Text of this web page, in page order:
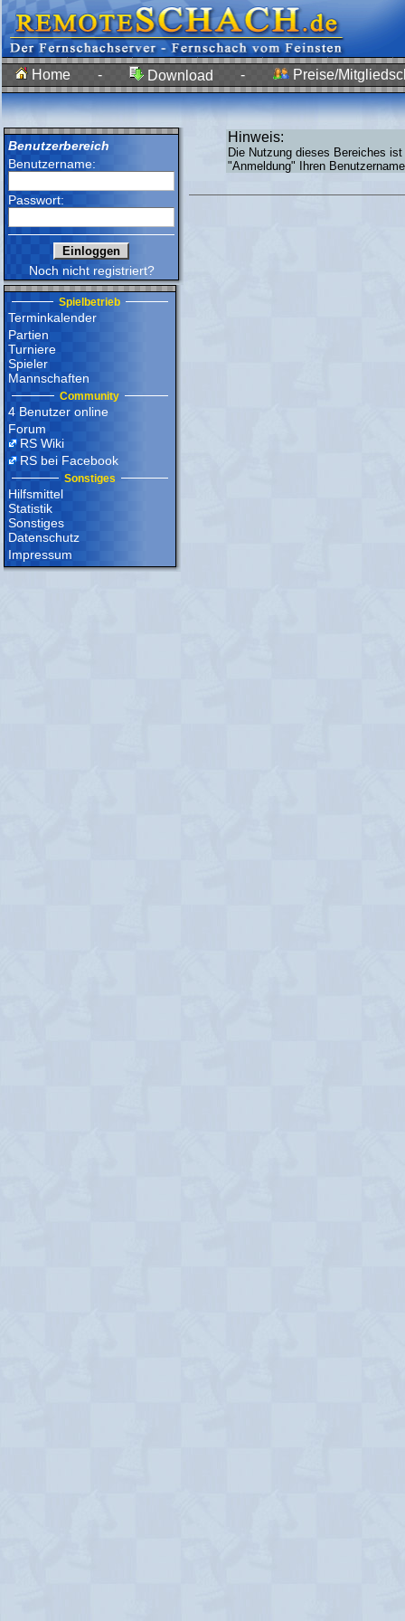
Home - Download - Preise/
Benutzerbereich
Benutzername:
Passwort:
Noch nicht registriert?
Spielbetrieb
Terminkalender
Partien
Turniere
Spieler
Mannschaften
Community
4 Benutzer online
Forum
RS Wiki
RS bei Facebook
Sonstiges
Hilfsmittel
Statistik
Sonstiges
Datenschutz
Impressum
Hinweis:
Die Nutzung dieses Bereiches
"Anmeldung" Ihren